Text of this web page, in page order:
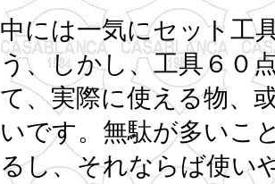
中には一気にセット工
う、しかし、工具６０
て、実際に使える物、
いです。無駄が多いこ
るし、それならば使い